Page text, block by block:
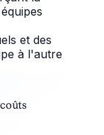
et des
à l'autre